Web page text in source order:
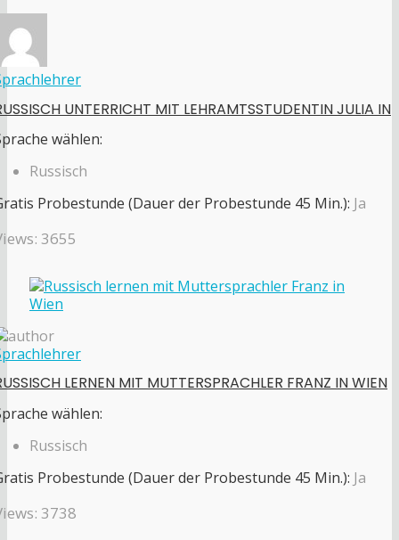
UNTERRICHT MIT LEHRAMTSSTUDENTIN JULIA IN
wählen:
Russisch
Probestunde (Dauer der Probestunde 45 Min.): Ja
3655
LERNEN MIT MUTTERSPRACHLER FRANZ IN WIEN
wählen:
Russisch
Probestunde (Dauer der Probestunde 45 Min.): Ja
3738